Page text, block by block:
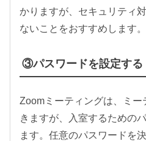
かりますが、セキュリティ
ないことをおすすめします。
③パスワードを設定する
Zoomミーティングは、ミ
きますが、入室するための
ます。任意のパスワードを